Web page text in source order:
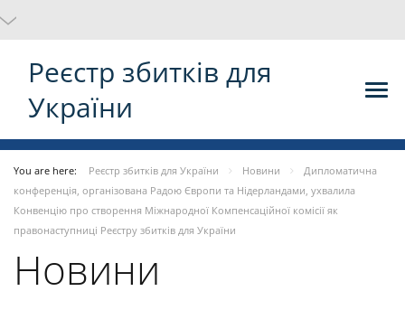
Реєстр збитків для
України
You are here: Реєстр збитків для України Новини
Дипломатична
конференція, організована Радою Європи та Нідерландами, ухвалила
Конвенцію про створення Міжнародної Компенсаційної комісії як
правонаступниці Реєстру збитків для України
Новини